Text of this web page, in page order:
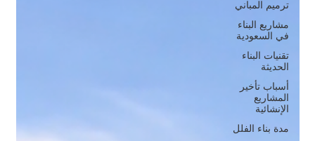
ترميم المباني
مشاريع البناء
في السعودية
تقنيات البناء
الحديثة
أسباب تأخير
المشاريع
الإنشائية
مدة بناء الفلل